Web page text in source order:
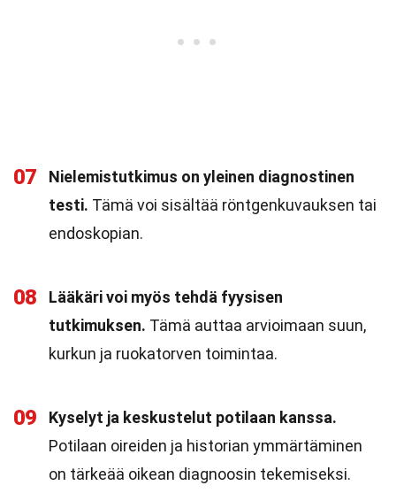
07
Nielemistutkimus on yleinen diagnostinen
testi. Tämä voi sisältää röntgenkuvauksen tai
endoskopian.
08
Lääkäri voi myös tehdä fyysisen
tutkimuksen. Tämä auttaa arvioimaan suun,
kurkun ja ruokatorven toimintaa.
09
Kyselyt ja keskustelut potilaan kanssa.
Potilaan oireiden ja historian ymmärtäminen
on tärkeää oikean diagnoosin tekemiseksi.